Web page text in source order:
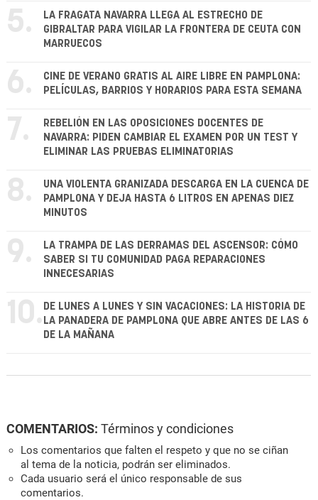
5.
LA FRAGATA NAVARRA LLEGA AL ESTRECHO DE
GIBRALTAR PARA VIGILAR LA FRONTERA DE CEUTA CON
MARRUECOS
6.
CINE DE VERANO GRATIS AL AIRE LIBRE EN PAMPLONA:
PELÍCULAS, BARRIOS Y HORARIOS PARA ESTA SEMANA
7.
REBELIÓN EN LAS OPOSICIONES DOCENTES DE
NAVARRA: PIDEN CAMBIAR EL EXAMEN POR UN TEST Y
ELIMINAR LAS PRUEBAS ELIMINATORIAS
8.
UNA VIOLENTA GRANIZADA DESCARGA EN LA CUENCA DE
PAMPLONA Y DEJA HASTA 6 LITROS EN APENAS DIEZ
MINUTOS
9.
LA TRAMPA DE LAS DERRAMAS DEL ASCENSOR: CÓMO
SABER SI TU COMUNIDAD PAGA REPARACIONES
INNECESARIAS
10. DE LUNES A LUNES Y SIN VACACIONES: LA HISTORIA DE
LA PANADERA DE PAMPLONA QUE ABRE ANTES DE LAS 6
DE LA MAÑANA
COMENTARIOS: Términos y condiciones
Los comentarios que falten el respeto y que no se ciñan
al tema de la noticia, podrán ser eliminados.
Cada usuario será el único responsable de sus
comentarios.